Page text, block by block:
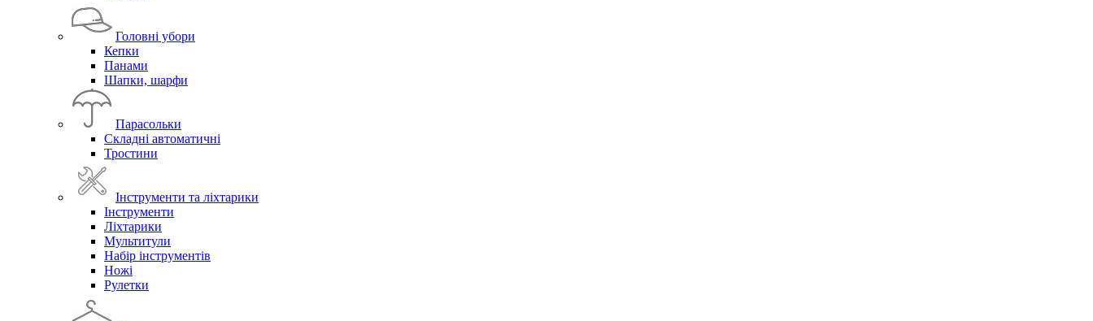
Головні убори
Кепки
Панами
Шапки, шарфи
Парасольки
Складні автоматичні
Тростини
Інструменти та ліхтарики
Інструменти
Ліхтарики
Мультитули
Набір інструментів
Ножі
Рулетки